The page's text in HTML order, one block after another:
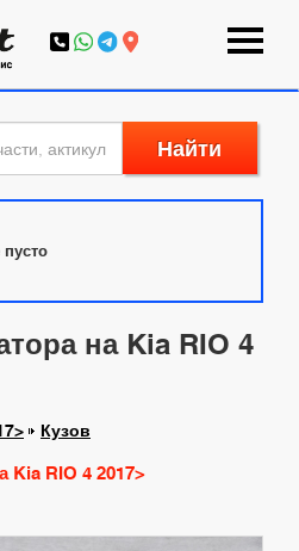
Найти
на Kia RIO 4
Кузов
Kia RIO 4 2017>